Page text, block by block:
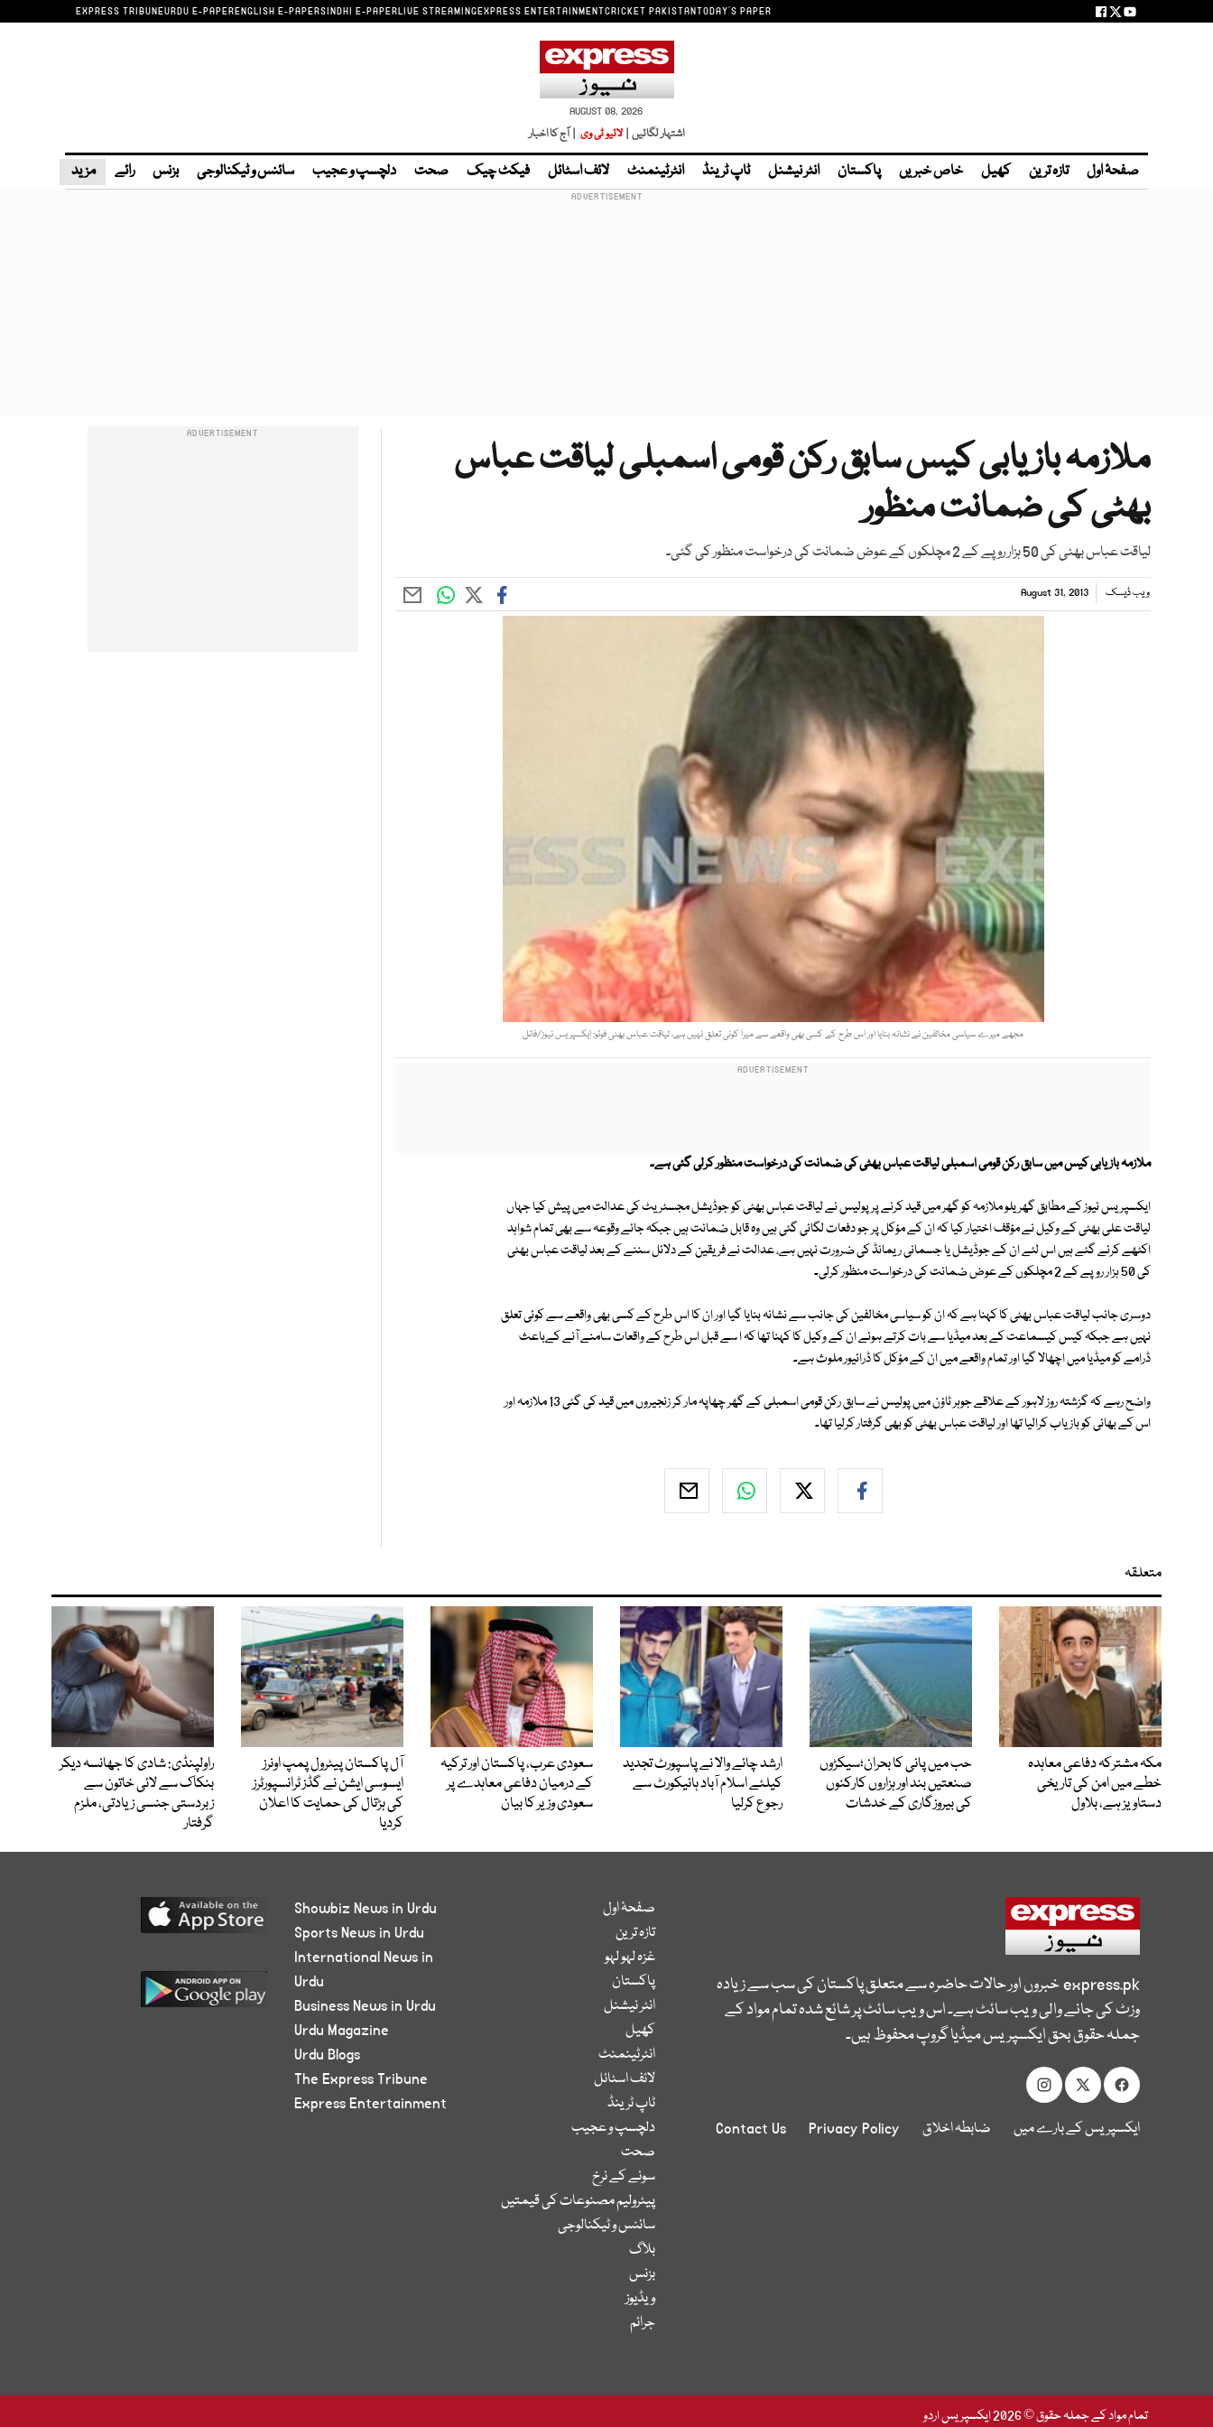
EXPRESS TRIBUNEURDU E-PAPERENGLISH E-PAPERSINDHI E-PAPERLIVE STREAMINGEXPRESS ENTERTAINMENTCRICKET PAKISTANTODAY'S PAPER
AUGUST 08, 2026
اشتہار لگائیں | لائیو ٹی وی | آج کا اخبار
صفحۂ اول تازہ ترین کھیل خاص خبریں پاکستان انٹر نیشنل ٹاپ ٹرینڈ انٹرٹینمنٹ لائف اسٹائل فیکٹ چیک صحت دلچسپ و عجیب سائنس و ٹیکنالوجی بزنس رائے مزید
ملازمہ بازیابی کیس سابق رکن قومی اسمبلی لیاقت عباس
بھٹی کی ضمانت منظور
لیاقت عباس بھٹی کی 50 ہزار روپے کے 2 مچلکوں کے عوض ضمانت کی درخواست منظور کی گئی۔
ویب ڈیسک August 31, 2013
مجھے میرے سیاسی مخالفین نے نشانہ بنایا اور اس طرح کے کسی بھی واقعے سے میرا کوئی تعلق نہیں ہے، لیاقت عباس بھٹی فوٹو: ایکسپریس نیوز/فائل
ملازمہ بازیابی کیس میں سابق رکن قومی اسمبلی لیاقت عباس بھٹی کی ضمانت کی درخواست منظور کرلی گئی ہے۔
ایکسپریس نیوز کے مطابق گھریلو ملازمہ کو گھر میں قید کرنے پر پولیس نے لیاقت عباس بھٹی کو جوڈیشل مجسٹریٹ کی عدالت میں پیش کیا جہاں
لیاقت علی بھٹی کے وکیل نے مؤقف اختیار کیا کہ ان کے مؤکل پر جو دفعات لگائی گئی ہیں وہ قابل ضمانت ہیں جبکہ جائے وقوعہ سے بھی تمام شواہد
اکٹھے کرئے گئے ہیں اس لئے ان کے جوڈیشل یا جسمانی ریمانڈ کی ضرورت نہیں ہے، عدالت نے فریقین کے دلائل سننے کے بعد لیاقت عباس بھٹی
کی 50 ہزار روپے کے 2 مچلکوں کے عوض ضمانت کی درخواست منظور کرلی۔
دوسری جانب لیاقت عباس بھٹی کا کہنا ہے کہ ان کو سیاسی مخالفین کی جانب سے نشانہ بنایا گیا اور ان کا اس طرح کے کسی بھی واقعے سے کوئی تعلق
نہیں ہے جبکہ کیس کیسماعت کے بعد میڈیا سے بات کرتے ہوئے ان کے وکیل کا کہنا تھا کہ ا سے قبل اس طرح کے واقعات سامنے آنے کےباعث
ڈرامے کو میڈیا میں اچھالا گیا اور تمام واقعے میں ان کے مؤکل کا ڈرائیور ملوث ہے۔
واضح رہے کہ گزشتہ روز لاہور کے علاقے جوہر ٹاؤن میں پولیس نے سابق رکن قومی اسمبلی کے گھر چھاپہ مار کر زنجیروں میں قید کی گئی 13 ملازمہ اور
اس کے بھائی کو بازیاب کرالیا تھا اور لیاقت عباس بھٹی کو بھی گرفتار کرلیا تھا۔
متعلقہ
مکہ مشترکہ دفاعی معاہدہ
خطے میں امن کی تاریخی
دستاویز ہے، بلاول
حب میں پانی کا بحران؛سیکڑوں
صنعتیں بند اور ہزاروں کارکنوں
کی بیروزگاری کے خدشات
ارشد چائے والا نے پاسپورٹ تجدید
کیلئے اسلام آباد ہائیکورٹ سے
رجوع کرلیا
سعودی عرب، پاکستان اور ترکیہ
کے درمیان دفاعی معاہدے پر
سعودی وزیر کا بیان
آل پاکستان پیٹرول پمپ اونرز
ایسوسی ایشن نے گڈز ٹرانسپورٹرز
کی ہڑتال کی حمایت کا اعلان
کردیا
راولپنڈی: شادی کا جھانسہ دیکر
بنکاک سے لائی خاتون سے
زبردستی جنسی زیادتی، ملزم
گرفتار
express.pkخبروں اور حالات حاضرہ سے متعلق پاکستان کی سب سے زیادہ
وزٹ کی جانے والی ویب سائٹ ہے۔ اس ویب سائٹ پر شائع شدہ تمام مواد کے
جملہ حقوق بحق ایکسپریس میڈیا گروپ محفوظ ہیں۔
ایکسپریس کے بارے میں ضابطہ اخلاق Privacy Policy
Contact Us
صفحۂ اول
تازہ ترین
غزہ لہو لہو
پاکستان
انٹر نیشنل
کھیل
انٹرٹینمنٹ
لائف اسٹائل
ٹاپ ٹرینڈ
دلچسپ و عجیب
صحت
سونے کے نرخ
پیٹرولیم مصنوعات کی قیمتیں
سائنس و ٹیکنالوجی
بلاگ
بزنس
ویڈیوز
جرائم
Showbiz News in Urdu
Sports News in Urdu
International News in
Urdu
Business News in Urdu
Urdu Magazine
Urdu Blogs
The Express Tribune
Express Entertainment
تمام مواد کے جملہ حقوق © 2026 ایکسپریس اردو